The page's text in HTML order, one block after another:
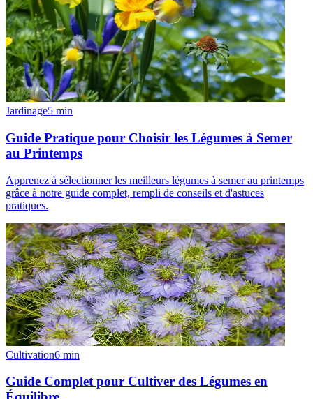
Jardinage5 min
Guide Pratique pour Choisir les Légumes à Semer
au Printemps
Apprenez à sélectionner les meilleurs légumes à semer au printemps
grâce à notre guide complet, rempli de conseils et d'astuces
pratiques.
Cultivation6 min
Guide Complet pour Cultiver des Légumes en